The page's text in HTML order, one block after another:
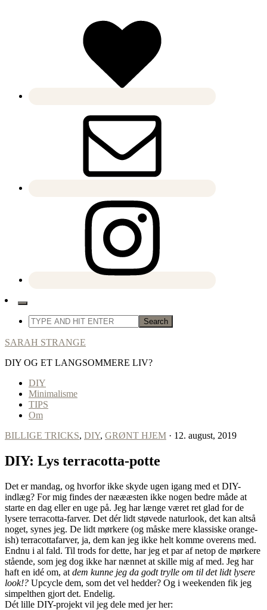
SARAH STRANGE
DIY OG ET LANGSOMMERE LIV?
DIY
Minimalisme
TIPS
Om
BILLIGE TRICKS, DIY, GRØNT HJEM · 12. august, 2019
DIY: Lys terracotta-potte
Det er mandag, og hvorfor ikke skyde ugen igang med et DIY-
indlæg? For mig findes der næææsten ikke nogen bedre måde at
starte en dag eller en uge på. Jeg har længe været ret glad for de
lysere terracotta-farver. Det dér lidt støvede naturlook, det kan altså
noget, synes jeg. De lidt mørkere (og måske mere klassiske orange-
ish) terracottafarver, ja, dem kan jeg ikke helt komme overens med.
Endnu i al fald. Til trods for dette, har jeg et par af netop de mørkere
stående, som jeg dog ikke har nænnet at skille mig af med. Jeg har
haft en idé om, at dem kunne jeg da godt trylle om til det lidt lysere
look!? Upcycle dem, som det vel hedder? Og i weekenden fik jeg
simpelthen gjort det. Endelig.
Dét lille DIY-projekt vil jeg dele med jer her: